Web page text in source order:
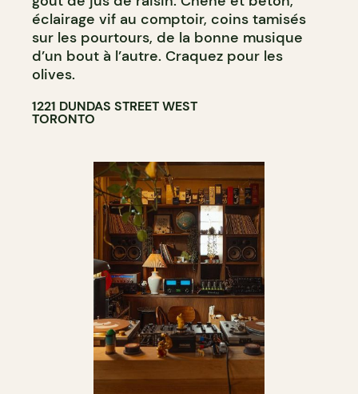
éclairage vif au comptoir, coins tamisés
sur les pourtours, de la bonne musique
d’un bout à l’autre. Craquez pour les
olives.
1221 DUNDAS STREET WEST
TORONTO